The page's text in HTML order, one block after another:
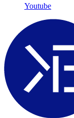
Youtube